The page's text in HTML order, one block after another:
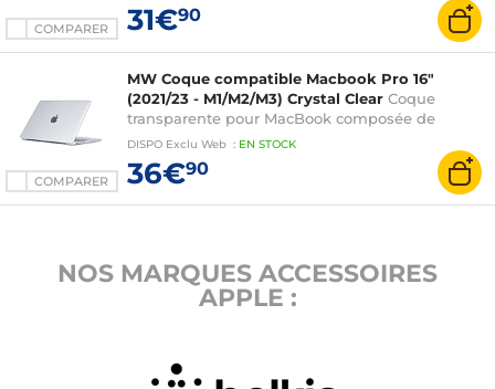
COMPARER 31€90
COMPARER
MW Coque compatible Macbook Pro 16"
(2021/23 - M1/M2/M3) Crystal Clear Coque
transparente pour MacBook composée de
matériaux recyclés
DISPO Exclu Web : EN STOCK
36€90
NOS MARQUES ACCESSOIRES
APPLE :